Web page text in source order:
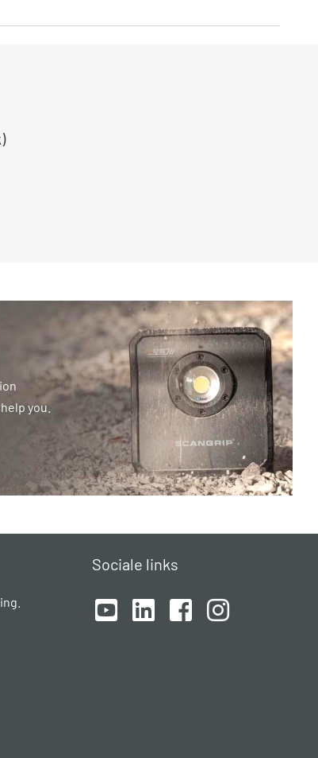
you.
Sociale links